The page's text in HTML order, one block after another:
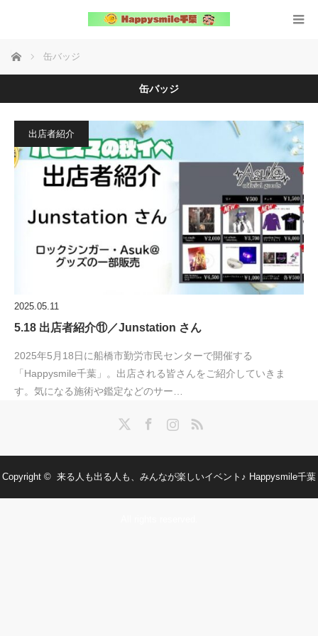
ホーム 缶バッジ
缶バッジ
出店者紹介
2025.05.11
5.18 出店者紹介⑪／Junstation さん
2025年5月18日に船橋市勤労市民センターで開催する
「Happysmile千葉」。出店される皆さんをご紹介していきま
す。気になる施術や鑑定などのサー…
InstagramRSS
Copyright © 来る人も出る人も、みんなが楽しいイベント♪ Happysmile千葉